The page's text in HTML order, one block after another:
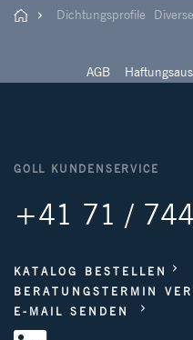
Dichtungsprofile
AGB
GOLL KUNDENSERVICE
+41 71 /
KATALOG BESTELLEN
BERATUNGSTERMIN
E-MAIL SENDEN